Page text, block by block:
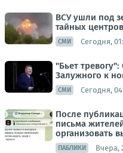
ВСУ ушли под
тайных
СМИ Сегодня,
"Бьет
Залужного к
СМИ Сегодня,
После
письма
организовать
ПАБЛИКИ Вчера,